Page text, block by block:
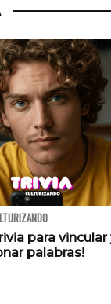
para vincular
palabras!